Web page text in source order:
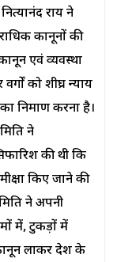
राय ने
कानूनों की
एवं व्यवस्था
को शीघ्र न्याय
निर्माण करना है।
ने
की थी कि
किए जाने की
ने अपनी
में, टुकड़ों में
लाकर देश के